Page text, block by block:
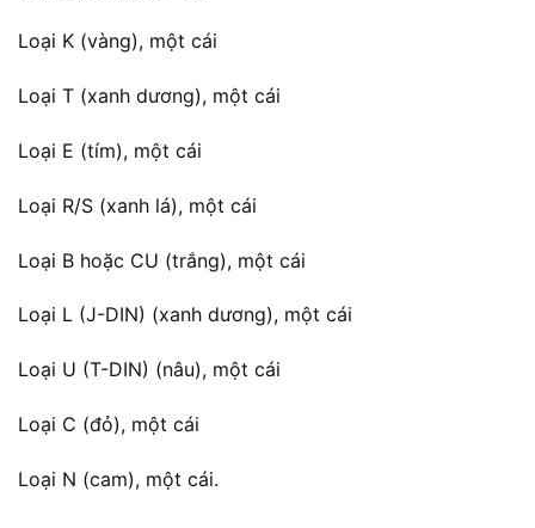
Loại K (vàng), một cái
Loại T (xanh dương), một cái
Loại E (tím), một cái
Loại R/S (xanh lá), một cái
Loại B hoặc CU (trắng), một cái
Loại L (J-DIN) (xanh dương), một cái
Loại U (T-DIN) (nâu), một cái
Loại C (đỏ), một cái
Loại N (cam), một cái.